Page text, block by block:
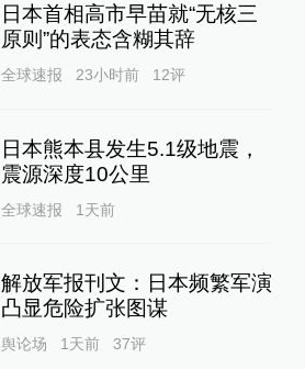
日本首相高市早苗就“无核三
原则”的表态含糊其辞
全球速报 23小时前 12评
日本熊本县发生5.1级地震，
震源深度10公里
全球速报 1天前
解放军报刊文：日本频繁军演
凸显危险扩张图谋
舆论场 1天前 37评